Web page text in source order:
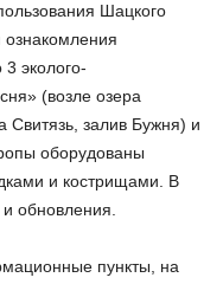
Шацкого
ознакомления
эколого-
(возле озера
Свитязь, залив Бужня) и
оборудованы
и кострищами. В
обновления.
пункты, на